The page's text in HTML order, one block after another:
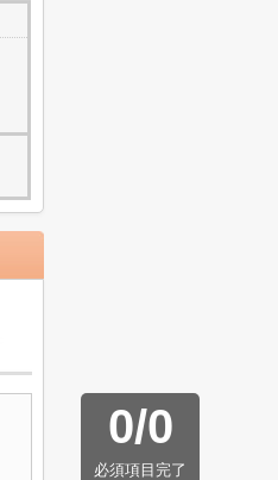
0/0
必須項目完了